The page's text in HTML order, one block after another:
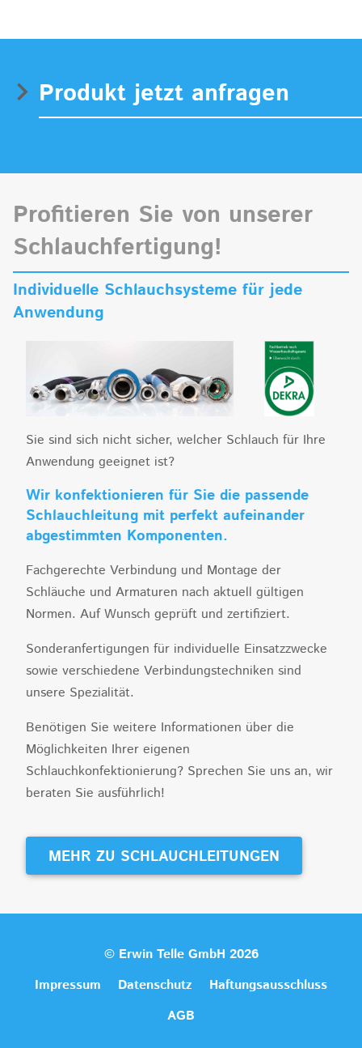
Produkt jetzt anfragen
Profitieren Sie von unserer
Schlauchfertigung!
Individuelle Schlauchsysteme für jede
Anwendung
Sie sind sich nicht sicher, welcher Schlauch für Ihre
Anwendung geeignet ist?
Wir konfektionieren für Sie die passende
Schlauchleitung mit perfekt aufeinander
abgestimmten Komponenten.
Fachgerechte Verbindung und Montage der
Schläuche und Armaturen nach aktuell gültigen
Normen. Auf Wunsch geprüft und zertifiziert.
Sonderanfertigungen für individuelle Einsatzzwecke
sowie verschiedene Verbindungstechniken sind
unsere Spezialität.
Benötigen Sie weitere Informationen über die
Möglichkeiten Ihrer eigenen
Schlauchkonfektionierung? Sprechen Sie uns an, wir
beraten Sie ausführlich!
MEHR ZU SCHLAUCHLEITUNGEN
© Erwin Telle GmbH 2026
Impressum
Datenschutz
Haftungsausschluss
AGB